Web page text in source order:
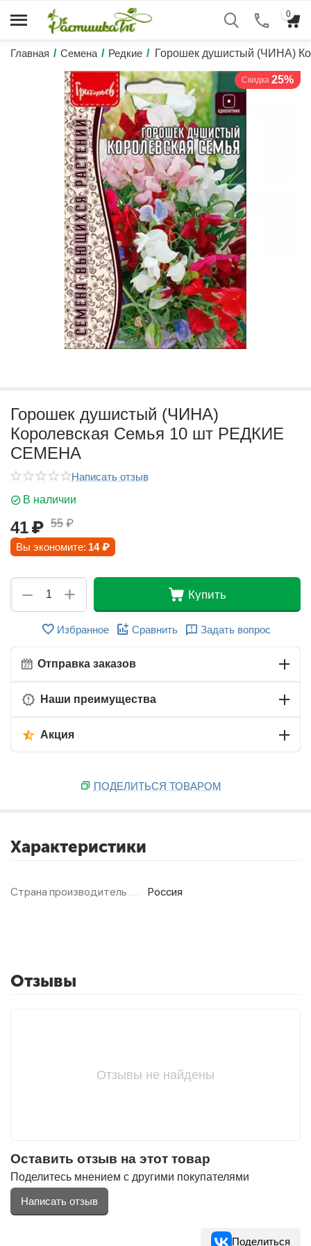
Фитолампы
0
Главная / Семена / Редкие / Горошек душистый (ЧИНА)
Скидка 25%
Горошек душистый (ЧИНА)
Королевская Семья 10 шт РЕДКИЕ
СЕМЕНА
Написать отзыв
В наличии
41₽ 55 ₽
Вы экономите: 14 ₽
+
− Купить
Избранное Сравнить Задать вопрос
Отправка заказов
Наши преимущества
Акция
ПОДЕЛИТЬСЯ ТОВАРОМ
Характеристики
Страна производитель Россия
Отзывы
Отзывы не найдены
Оставить отзыв на этот товар
Поделитесь мнением с другими покупателями
Написать отзыв
Поделиться